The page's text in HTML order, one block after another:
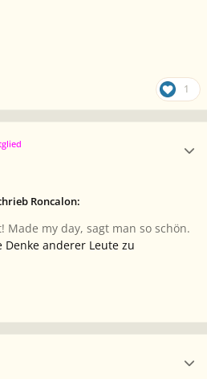
1
Roncalon:
my day, sagt man so schön.
anderer Leute zu